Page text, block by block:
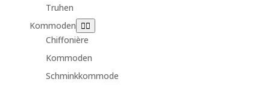
Truhen
Kommoden
Chiffonière
Kommoden
Schminkkommode